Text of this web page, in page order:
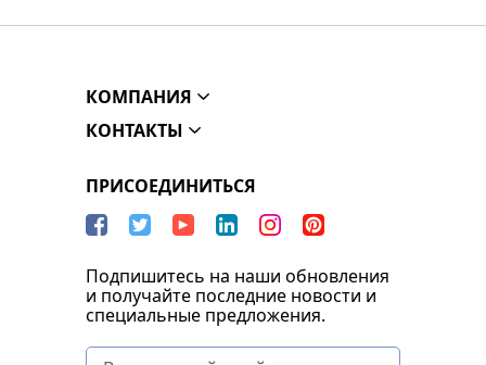
КОМПАНИЯ
КОНТАКТЫ
ПРИСОЕДИНИТЬСЯ
Подпишитесь на наши обновления
и получайте последние новости и
специальные предложения.